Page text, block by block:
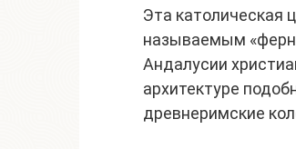
Эта католическая
называемым
Андалусии
архитектуре
древнеримские